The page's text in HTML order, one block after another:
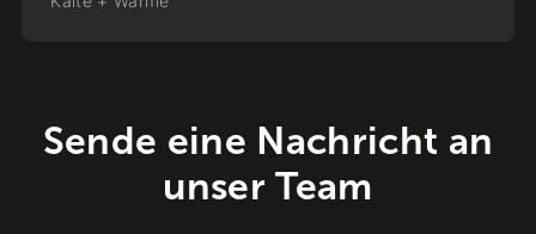
Sende eine Nachricht an
unser Team